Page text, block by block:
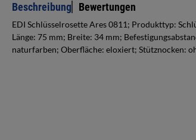
Beschreibung Bewertungen
EDI Schlüsselrosette Ares 0811; Produkttyp:
Länge: 75 mm; Breite: 34 mm;
naturfarben; Oberfläche: eloxiert; Stütznocken: